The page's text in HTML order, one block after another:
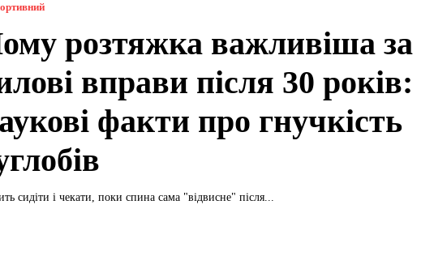
розтяжка важливіша за
вправи після 30 років:
факти про гнучкість
сидіти і чекати, поки спина сама "відвисне" після...